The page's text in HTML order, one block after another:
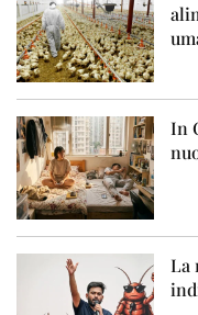
In
La